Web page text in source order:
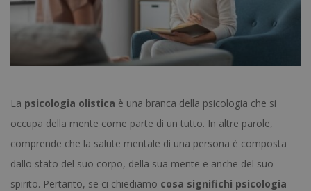
La psicologia olistica è una branca della psicologia che si
occupa della mente come parte di un tutto. In altre parole,
comprende che la salute mentale di una persona è composta
dallo stato del suo corpo, della sua mente e anche del suo
spirito. Pertanto, se ci chiediamo cosa significhi psicologia